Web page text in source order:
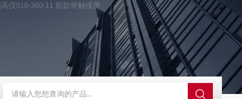
仪518-360-11 新款带触摸屏
700d色差仪操作说明 三丰电子数显高度规543-471B SJ-210三丰粗